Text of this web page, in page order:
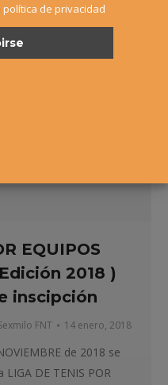
EQUIPOS
2018 )
inscipción
FNT 14 enero, 2018
de 2018 se
DE TENIS POR
de privacidad